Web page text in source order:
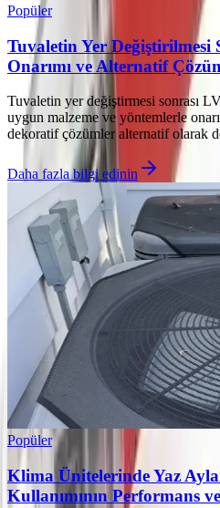
Popüler
Tuvaletin Yer Değiştirilmesi
Onarımı ve Alternatif
Tuvaletin yer değiştirmesi sonrası
uygun malzeme ve yöntemlerle
dekoratif çözümler alternatif olarak
Daha fazla bilgi edinin
Popüler
Klima Ünitelerinde Yaz
Kullanımının Performans